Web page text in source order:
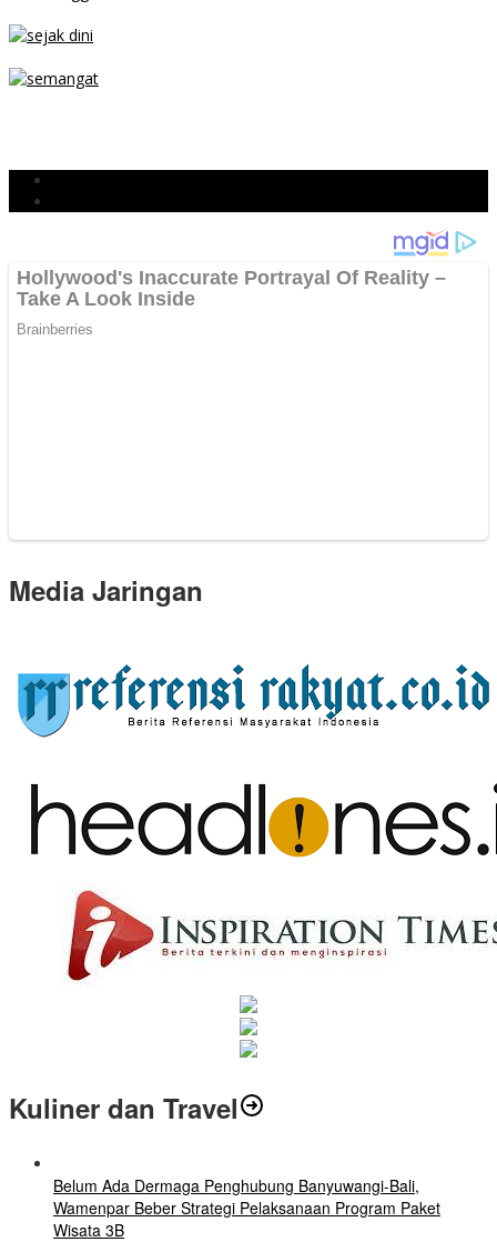
Media Jaringan
Kuliner dan Travel
Belum Ada Dermaga Penghubung Banyuwangi-Bali,
Wamenpar Beber Strategi Pelaksanaan Program Paket
Wisata 3B